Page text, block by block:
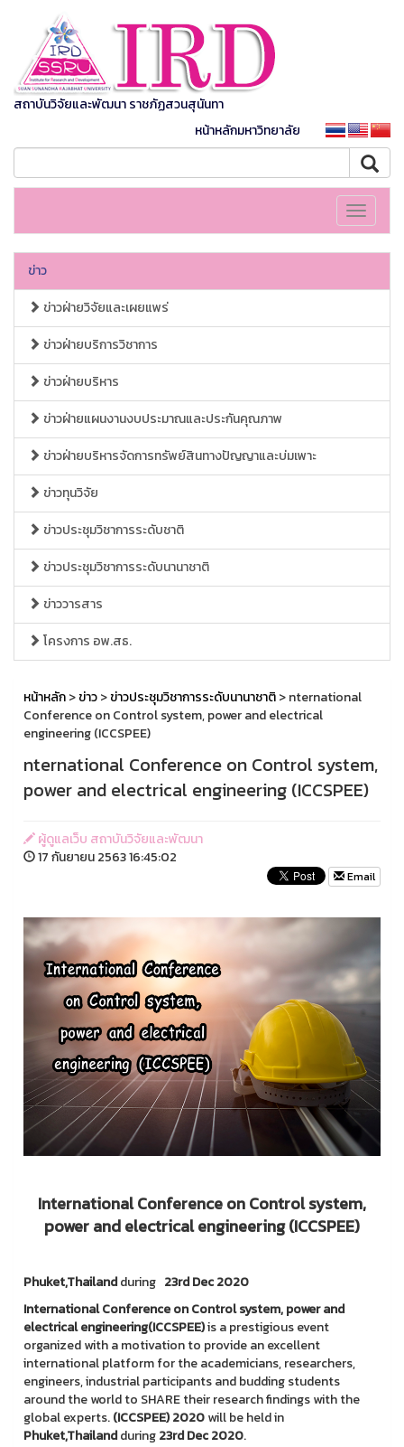
สถาบันวิจัยและพัฒนา ราชภัฏสวนสุนันทา
หน้าหลักมหาวิทยาลัย
Toggle
ข่าว
ข่าวฝ่ายวิจัยและเผยแพร่
ข่าวฝ่ายบริการวิชาการ
ข่าวฝ่ายบริหาร
ข่าวฝ่ายแผนงานงบประมาณและประกันคุณภาพ
ข่าวฝ่ายบริหารจัดการทรัพย์สินทางปัญญาและบ่มเพาะ
ข่าวทุนวิจัย
ข่าวประชุมวิชาการระดับชาติ
ข่าวประชุมวิชาการระดับนานาชาติ
ข่าววารสาร
โครงการ อพ.สธ.
หน้าหลัก>ข่าว>ข่าวประชุมวิชาการระดับนานาชาติ> nternational
Conference on Control system, power and electrical
engineering (ICCSPEE)
nternational Conference on Control system,
power and electrical engineering (ICCSPEE)
ผู้ดูแลเว็บ สถาบันวิจัยและพัฒนา
17 กันยายน 2563 16:45:02
Email
International Conference on Control system,
power and electrical engineering (ICCSPEE)
Phuket,Thailandduring 23rd Dec 2020
International Conference on Control system, power and
electrical engineering(ICCSPEE)is a prestigious event
organized with a motivation to provide an excellent
international platform for the academicians, researchers,
engineers, industrial participants and budding students
around the world to SHARE their research findings with the
global experts.(ICCSPEE) 2020will be held in
Phuket,Thailandduring23rd Dec 2020.